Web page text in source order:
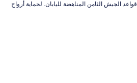
الجيش الثامن المناهضة لليابان. لحماية أرواح
عدو متفوق في القوة، مما يشعل موقفًا يائسًا